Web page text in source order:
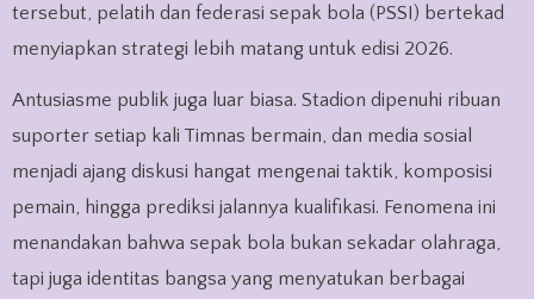
tersebut, pelatih dan federasi sepak bola (PSSI) bertekad
menyiapkan strategi lebih matang untuk edisi 2026.
Antusiasme publik juga luar biasa. Stadion dipenuhi ribuan
suporter setiap kali Timnas bermain, dan media sosial
menjadi ajang diskusi hangat mengenai taktik, komposisi
pemain, hingga prediksi jalannya kualifikasi. Fenomena ini
menandakan bahwa sepak bola bukan sekadar olahraga,
tapi juga identitas bangsa yang menyatukan berbagai